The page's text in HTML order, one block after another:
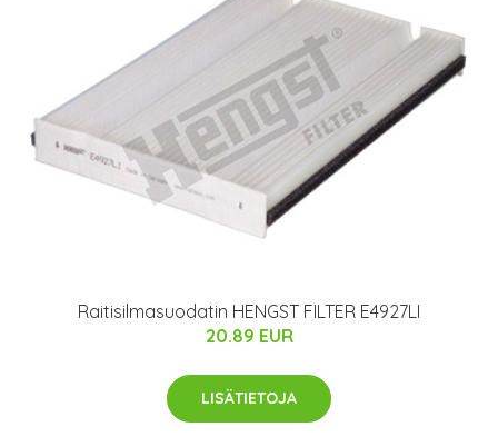
Raitisilmasuodatin HENGST FILTER E4927LI
20.89 EUR
LISÄTIETOJA